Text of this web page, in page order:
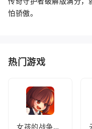
怕骄傲。
热门游戏
女孩的战争手机版(暂未上线)